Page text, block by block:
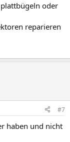
oder
reparieren
#7
haben und nicht